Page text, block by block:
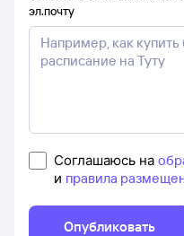
эл.почту
Соглашаюсь на
и правила
Опубликовать